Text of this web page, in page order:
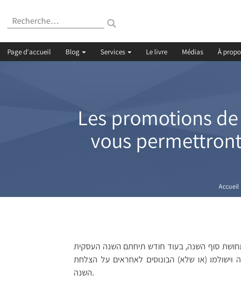
Recherche
Page d'accueil Blog Services Le livre Médias À
Les promotions
vous
Accueil
סוף השנה, בעוד חודש תיחתם השנה העסקית
וישולמו (או שלא) הבונוסים לאחראים על הצלחת
השנה.